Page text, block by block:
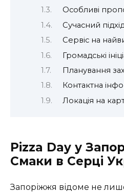
Особливі
Сучасний
Сервіс на
Громадські
Планування
Контактна
Локація на
Pizza Day у
Смаки в Серці
Запоріжжя відоме не